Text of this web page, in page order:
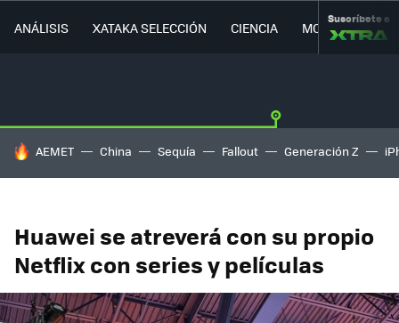
ANÁLISIS XATAKA SELECCIÓN CIENCIA MOVILIDAD
Suscríbete a
HOY SE HABLA DE
AEMET China Sequía Fallout Generación Z
Huawei se atreverá con su propio
Netflix con series y películas